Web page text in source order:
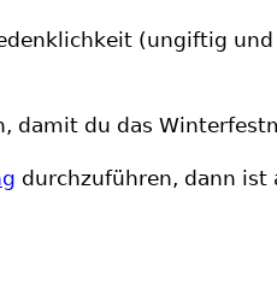
(ungiftig
damit du das
durchzuführen, dann